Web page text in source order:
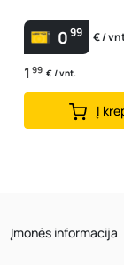
099 € /
1 99 € / vnt.
Į
Įmonės informacija